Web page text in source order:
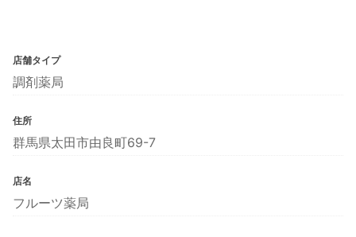
店舗タイプ
調剤薬局
住所
群馬県太田市由良町69-7
店名
フルーツ薬局